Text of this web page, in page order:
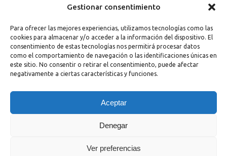
Gestionar consentimiento
Para ofrecer las mejores experiencias, utilizamos tecnologías como las
cookies para almacenar y/o acceder a la información del dispositivo. El
consentimiento de estas tecnologías nos permitirá procesar datos
como el comportamiento de navegación o las identificaciones únicas en
este sitio. No consentir o retirar el consentimiento, puede afectar
negativamente a ciertas características y funciones.
Aceptar
Denegar
Ver preferencias
50008 Zaragoza (España)
Email: info@nextprevencion.com
Tel: (+34) 976 259 724